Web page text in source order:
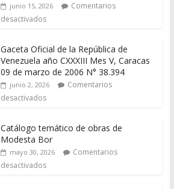
junio 15, 2026
Comentarios
desactivados
Gaceta Oficial de la República de
Venezuela año CXXXIII Mes V, Caracas
09 de marzo de 2006 N° 38.394
junio 2, 2026
Comentarios
desactivados
Catálogo temático de obras de
Modesta Bor
mayo 30, 2026
Comentarios
desactivados